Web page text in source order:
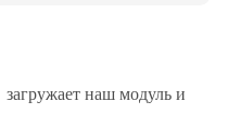
загружает наш модуль и